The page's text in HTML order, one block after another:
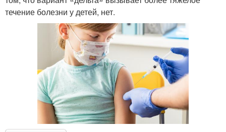
течение болезни у детей, нет.